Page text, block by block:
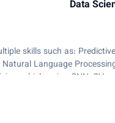
Manager and other
Data
skills such as:
Language
vehicle using CNN, CV,